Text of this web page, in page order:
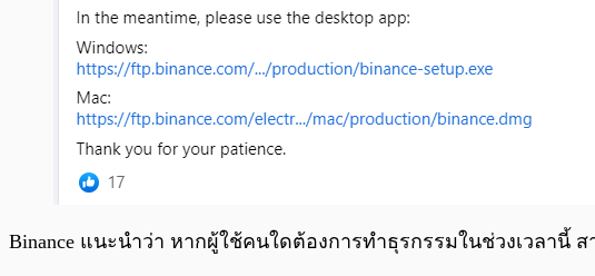
Binance แนะนำว่า หากผู้ใช้คนใดต้องการทำธุรกรรมในช่วงเวลานี้